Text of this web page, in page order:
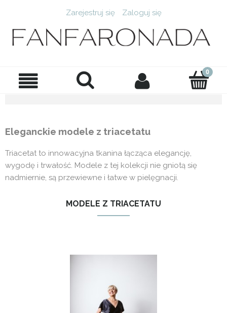
Zarejestruj się Zaloguj się
Eleganckie modele z triacetatu
Triacetat to innowacyjna tkanina łącząca elegancję,
wygodę i trwałość. Modele z tej kolekcji nie gniotą się
nadmiernie, są przewiewne i łatwe w pielęgnacji.
MODELE Z TRIACETATU